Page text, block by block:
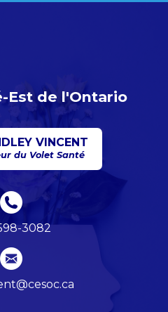
Est de l'Ontario
VINCENT
du Volet Santé
3082